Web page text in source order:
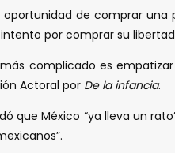
de comprar
por comprar su
complicado es
Actoral por De la infancia.
que México “ya lleva un